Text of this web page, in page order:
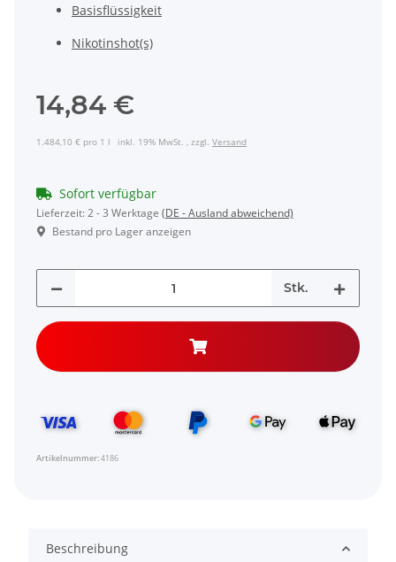
Basisflüssigkeit
Nikotinshot(s)
14,84 €
1.484,10 € pro 1 l inkl. 19% MwSt. , zzgl. Versand
Sofort verfügbar
Lieferzeit:2 - 3 Werktage (DE - Ausland abweichend)
Bestand pro Lager anzeigen
Stk.
Artikelnummer:4186
Beschreibung